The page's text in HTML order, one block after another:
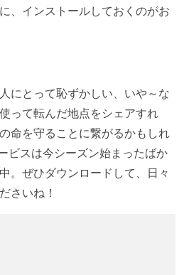
、インストールしておくのがお
にとって恥ずかしい、いや～な
って転んだ地点をシェアすれ
命を守ることに繋がるかもしれ
ビスは今シーズン始まったばか
。ぜひダウンロードして、日々
さいね！